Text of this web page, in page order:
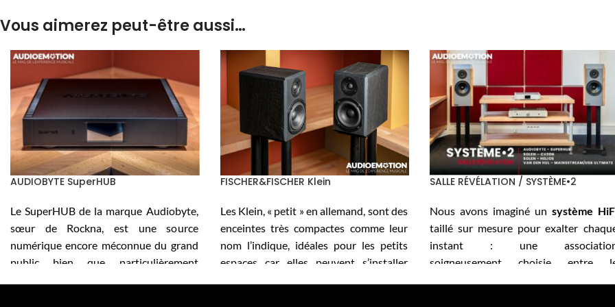
Vous aimerez peut-être aussi…
AUDIOBYTE SuperHUB
Le SuperHUB de la marque Audiobyte,
sœur de Rockna, est une source
numérique encore méconnue du grand
public bien que particulièrement
FISCHER&FISCHER Klein
Les Klein, « petit » en allemand, sont des
enceintes très compactes comme leur
nom l’indique, idéales pour les petits
espaces car elles peuvent s’installer
SALLE RÉVÉLATION / SYSTÈME•2
Nous avons imaginé un système
taillé sur mesure pour exalter
instant : une
soigneusement choisie entre